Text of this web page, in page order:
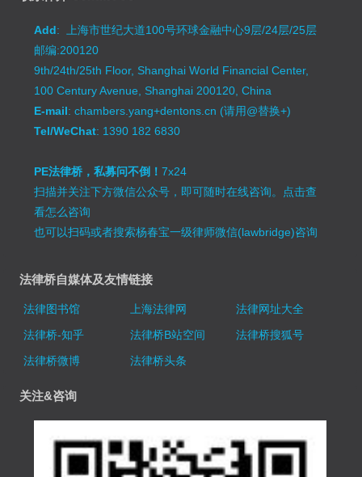
Add: 上海市世纪大道100号环球金融中心9层/24层/25层
邮编:200120
9th/24th/25th Floor, Shanghai World Financial Center,
100 Century Avenue, Shanghai 200120, China
E-mail: chambers.yang+dentons.cn (请用@替换+)
Tel/WeChat: 1390 182 6830
PE法律桥，私募问不倒！7x24
扫描并关注下方微信公众号，即可随时在线咨询。 点击查
看怎么咨询
也可以扫码或者搜索杨春宝一级律师微信(lawbridge)咨询
法律桥自媒体及友情链接
法律图书馆 上海法律网
法律网址大全
法律桥-知乎
法律桥B站空间
法律桥搜狐号
法律桥微博
法律桥头条
关注&咨询